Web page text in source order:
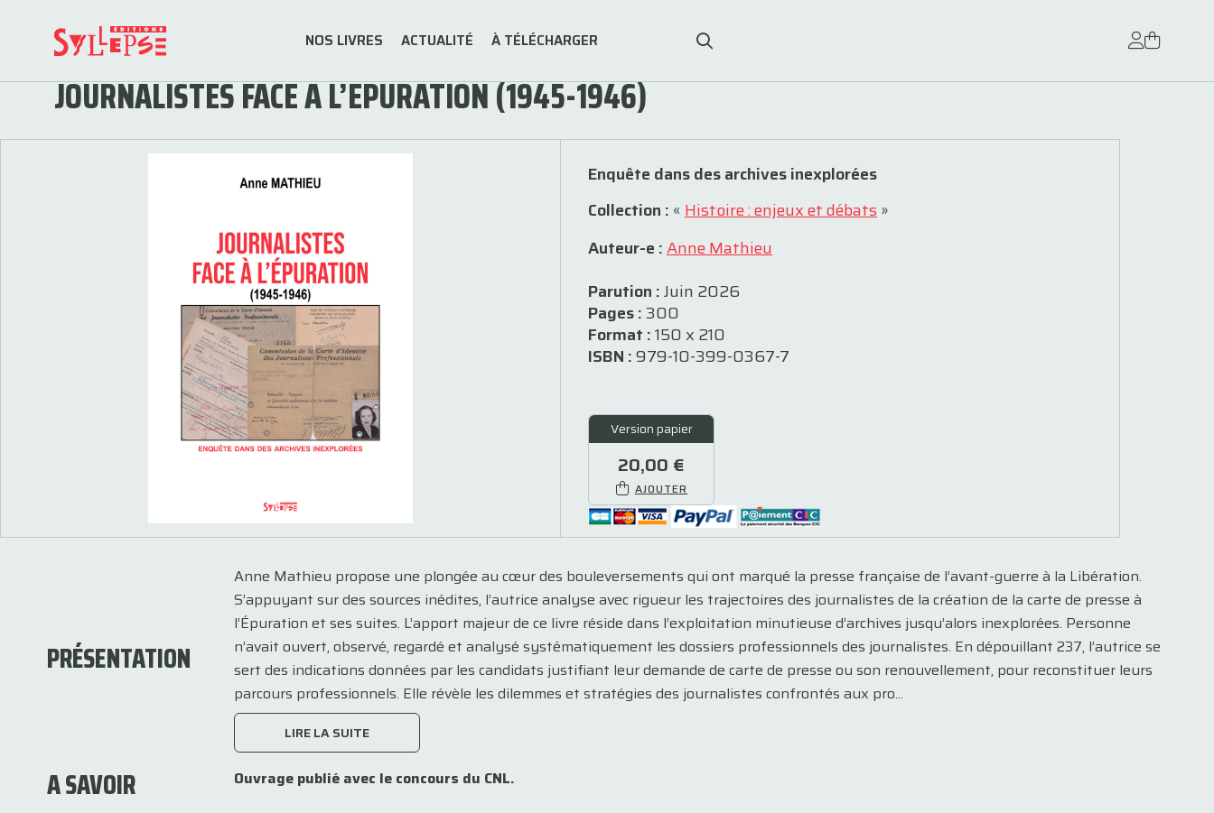
NOS LIVRES ACTUALITÉ À TÉLÉCHARGER
JOURNALISTES FACE À L’ÉPURATION (1945-1946)
Version papier
20,00 €
AJOUTER
Enquête dans des archives inexplorées
Collection : « Histoire : enjeux et débats»
Auteur-e :Anne Mathieu
Parution :Juin 2026
Pages :300
Format :150 x 210
ISBN :979-10-399-0367-7
PRÉSENTATION
Anne Mathieu propose une plongée au cœur des bouleversements qui ont marqué la presse française de l’avant-guerre à la Libération.
S’appuyant sur des sources inédites, l’autrice analyse avec rigueur les trajectoires des journalistes de la création de la carte de presse à
l’Épuration et ses suites. L’apport majeur de ce livre réside dans l’exploitation minutieuse d’archives jusqu’alors inexplorées. Personne
n’avait ouvert, observé, regardé et analysé systématiquement les dossiers professionnels des journalistes. En dépouillant 237, l’autrice se
sert des indications données par les candidats justifiant leur demande de carte de presse ou son renouvellement, pour reconstituer leurs
parcours professionnels. Elle révèle les dilemmes et stratégies des journalistes confrontés aux pro...
LIRE LA SUITE
A SAVOIR Ouvrage publié avec le concours du CNL.